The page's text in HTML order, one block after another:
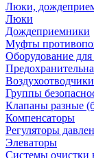
Люки,
Люки
Дождеприемники
Муфты
Оборудование
Воздухоотводчики
Группы
Клапаны разные
Компенсаторы
Регуляторы
Элеваторы
Системы очистки